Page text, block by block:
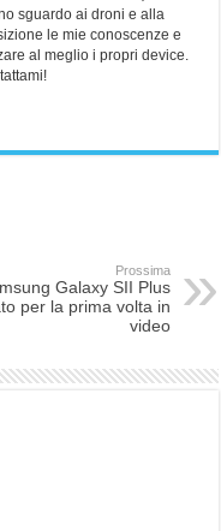
sguardo ai droni e alla
le mie conoscenze e
al meglio i propri device.
Prossima
Galaxy SII Plus
per la prima volta in
video